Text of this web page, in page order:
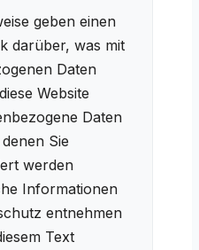
geben einen
darüber, was mit
Daten
Website
Daten
Sie
werden
Informationen
entnehmen
Text